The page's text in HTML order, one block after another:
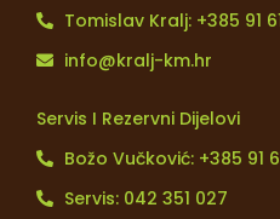
Tomislav Kralj: +385 91
info@kralj-km.hr
Servis I Rezervni Dijelovi
Božo Vučković: +385 91
Servis: 042 351 027